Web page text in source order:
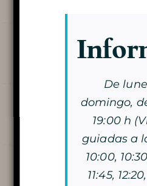
Cueva
VISITA LA
LA DOBLE
par Leïla Mebarek
Lozère en
De
domingo,
19:00 h
guiadas a
10:00,
11:45,